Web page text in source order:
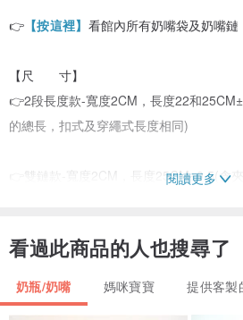
👉 【按這裡】 看館內所有奶嘴袋及奶嘴鏈
【尺 寸】
👉2段長度款-寬度2CM，長度22和
的總長，扣式及穿繩式長度相同)
👉雙鏈款-寬度2CM，長度25CM±0.5(含
【材 質】
閱讀更多
看過此商品的人也搜尋了
奶瓶/奶嘴 媽咪寶寶 提供客製